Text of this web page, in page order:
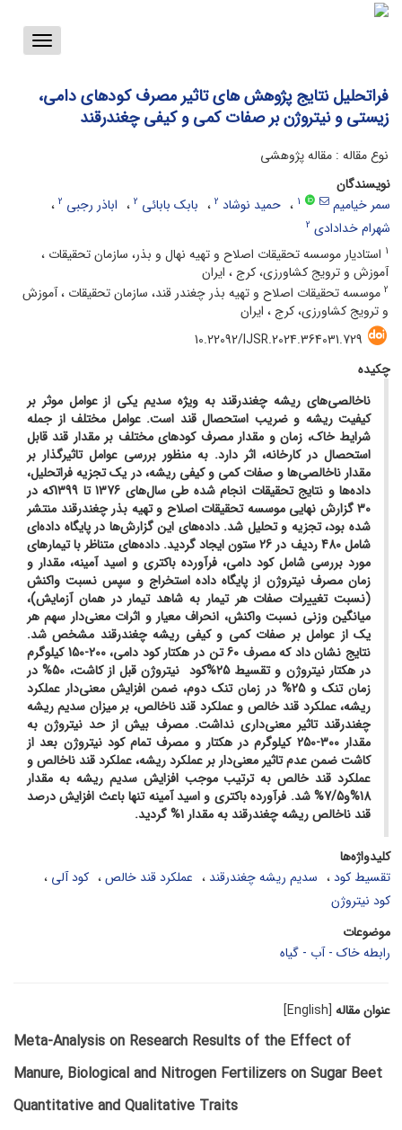
Toggle
فراتحلیل نتایج پژوهش های تاثیر مصرف کودهای دامی،
زیستی و نیتروژن بر صفات کمی و کیفی چغندرقند
نوع مقاله : مقاله پژوهشی
نویسندگان
سمر خیامیم
1 حمید نوشاد 2 بابک بابائی 2 اباذر رجبی 2
شهرام خدادادی 2
1 استادیار موسسه تحقیقات اصلاح و تهیه نهال و بذر، سازمان تحقیقات ،
آموزش و ترویج کشاورزی، کرج ، ایران
2 موسسه تحقیقات اصلاح و تهیه بذر چغندر قند، سازمان تحقیقات ، آموزش
و ترویج کشاورزی، کرج ، ایران
10.22092/IJSR.2024.364031.729
چکیده
ناخالصی‌های ریشه چغندرقند به ویژه سدیم یکی از عوامل موثر بر
کیفیت ریشه و ضریب استحصال قند است. عوامل مختلف از جمله
شرایط خاک، زمان و مقدار مصرف کودهای مختلف بر مقدار قند قابل
استحصال در کارخانه، اثر دارد. به منظور بررسی عوامل تاثیرگذار بر
مقدار ناخالصی‌ها و صفات کمی و کیفی ریشه، در یک تجزیه فراتحلیل،
داده‌ها و نتایج تحقیقات انجام شده طی سال‌های 1376 تا 1399که در
30 گزارش نهایی موسسه تحقیقات اصلاح و تهیه بذر چغندرقند منتشر
شده بود، تجزیه و تحلیل شد. داده‌های این گزارش‌ها در پایگاه داده‌ای
شامل 480 ردیف در 26 ستون ایجاد گردید. داده‌های متناظر با تیمارهای
مورد بررسی شامل کود دامی، فرآورده باکتری و اسید آمینه، مقدار و
زمان مصرف نیتروژن از پایگاه داده استخراج و سپس نسبت واکنش
(نسبت تغییرات صفات هر تیمار به شاهد تیمار در همان آزمایش)،
میانگین وزنی نسبت واکنش، انحراف معیار و اثرات معنی‌دار سهم هر
یک از عوامل بر صفات کمی و کیفی ریشه چغندرقند مشخص شد.
نتایج نشان داد که مصرف 60 تن در هکتار کود دامی، 200-150 کیلوگرم
در هکتار نیتروژن و تقسیط 25%کود نیتروژن قبل از کاشت، 50% در
زمان تنک و 25% در زمان تنک دوم، ضمن افزایش معنی‌دار عملکرد
ریشه، عملکرد قند خالص و عملکرد قند ناخالص، بر میزان سدیم ریشه
چغندرقند تاثیر معنی‌داری نداشت. مصرف بیش از حد نیتروژن به
مقدار 300-250 کیلوگرم در هکتار و مصرف تمام کود نیتروژن بعد از
کاشت ضمن عدم تاثیر‌ معنی‌دار بر عملکرد ریشه، عملکرد قند ناخالص و
عملکرد قند خالص به ترتیب موجب افزایش سدیم ریشه به مقدار
18%و7/5% شد. فرآورده باکتری و اسید آمینه تنها باعث افزایش درصد
قند ناخالص ریشه چغندرقند به مقدار 1% گردید.
کلیدواژه‌ها
تقسیط کود
سدیم ریشه چغندرقند عملکرد قند خالص
کود آلی
کود نیتروژن
موضوعات
رابطه خاک - آب - گیاه
عنوان مقاله [English]
Meta-Analysis on Research Results of the Effect of
Manure, Biological and Nitrogen Fertilizers on Sugar Beet
Quantitative and Qualitative Traits